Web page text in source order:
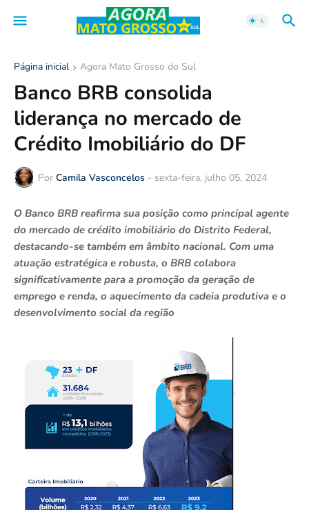
Página inicial Agora Mato Grosso do Sul
Banco BRB consolida
liderança no mercado de
Crédito Imobiliário do DF
Por Camila Vasconcelos - sexta-feira, julho 05, 2024
O Banco BRB reafirma sua posição como principal agente
do mercado de crédito imobiliário do Distrito Federal,
destacando-se também em âmbito nacional. Com uma
atuação estratégica e robusta, o BRB colabora
significativamente para a promoção da geração de
emprego e renda, o aquecimento da cadeia produtiva e o
desenvolvimento social da região